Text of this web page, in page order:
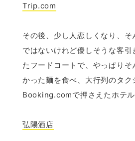
Trip.com
その後、少し人恋しくなり、そ
ではないけれど優しそうな客引
たフードコートで、やっぱりそ
かった麺を食べ、大行列のタク
Booking.comで押さえたホテル
弘陽酒店